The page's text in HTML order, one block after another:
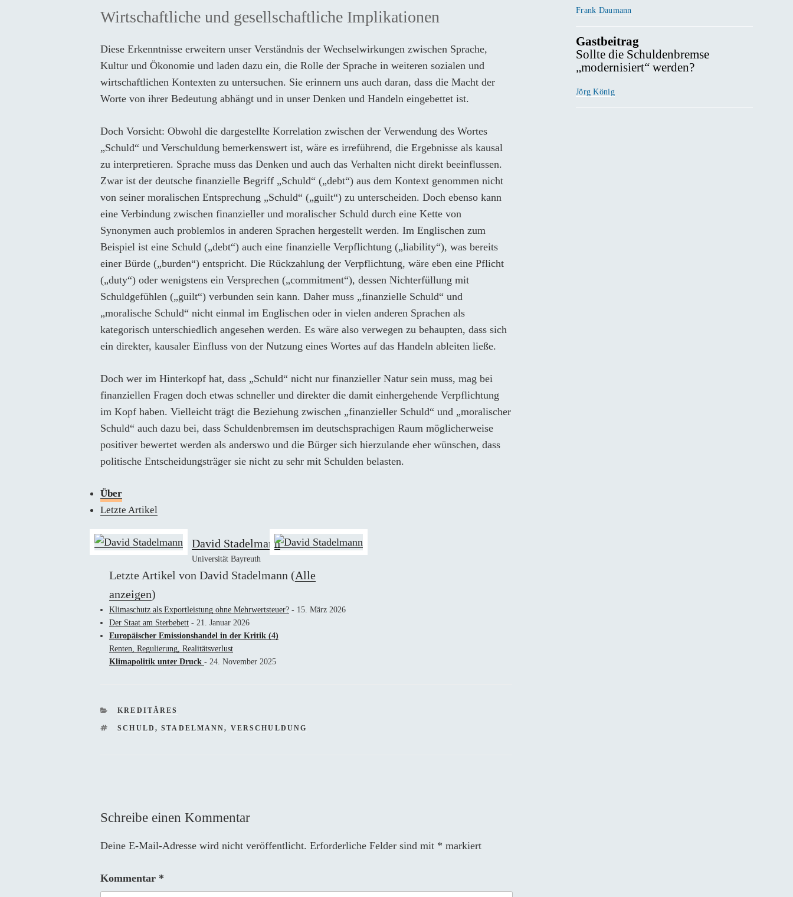
Wirtschaftliche und gesellschaftliche Implikationen
Diese Erkenntnisse erweitern unser Verständnis der Wechselwirkungen zwischen Sprache,
Kultur und Ökonomie und laden dazu ein, die Rolle der Sprache in weiteren sozialen und
wirtschaftlichen Kontexten zu untersuchen. Sie erinnern uns auch daran, dass die Macht der
Worte von ihrer Bedeutung abhängt und in unser Denken und Handeln eingebettet ist.
Doch Vorsicht: Obwohl die dargestellte Korrelation zwischen der Verwendung des Wortes
„Schuld“ und Verschuldung bemerkenswert ist, wäre es irreführend, die Ergebnisse als kausal
zu interpretieren. Sprache muss das Denken und auch das Verhalten nicht direkt beeinflussen.
Zwar ist der deutsche finanzielle Begriff „Schuld“ („debt“) aus dem Kontext genommen nicht
von seiner moralischen Entsprechung „Schuld“ („guilt“) zu unterscheiden. Doch ebenso kann
eine Verbindung zwischen finanzieller und moralischer Schuld durch eine Kette von
Synonymen auch problemlos in anderen Sprachen hergestellt werden. Im Englischen zum
Beispiel ist eine Schuld („debt“) auch eine finanzielle Verpflichtung („liability“), was bereits
einer Bürde („burden“) entspricht. Die Rückzahlung der Verpflichtung, wäre eben eine Pflicht
(„duty“) oder wenigstens ein Versprechen („commitment“), dessen Nichterfüllung mit
Schuldgefühlen („guilt“) verbunden sein kann. Daher muss „finanzielle Schuld“ und
„moralische Schuld“ nicht einmal im Englischen oder in vielen anderen Sprachen als
kategorisch unterschiedlich angesehen werden. Es wäre also verwegen zu behaupten, dass sich
ein direkter, kausaler Einfluss von der Nutzung eines Wortes auf das Handeln ableiten ließe.
Doch wer im Hinterkopf hat, dass „Schuld“ nicht nur finanzieller Natur sein muss, mag bei
finanziellen Fragen doch etwas schneller und direkter die damit einhergehende Verpflichtung
im Kopf haben. Vielleicht trägt die Beziehung zwischen „finanzieller Schuld“ und „moralischer
Schuld“ auch dazu bei, dass Schuldenbremsen im deutschsprachigen Raum möglicherweise
positiver bewertet werden als anderswo und die Bürger sich hierzulande eher wünschen, dass
politische Entscheidungsträger sie nicht zu sehr mit Schulden belasten.
Über
Letzte Artikel
David Stadelmann
Universität Bayreuth
Letzte Artikel von David Stadelmann (Alle
anzeigen)
Klimaschutz als Exportleistung ohne Mehrwertsteuer? - 15. März 2026
Der Staat am Sterbebett - 21. Januar 2026
Europäischer Emissionshandel in der Kritik (4)
Renten, Regulierung, Realitätsverlust
Klimapolitik unter Druck - 24. November 2025
KATEGORIEN
KREDITÄRES
SCHLAGWÖRTER
SCHULD ,STADELMANN, VERSCHULDUNG
Schreibe einen Kommentar
Deine E-Mail-Adresse wird nicht veröffentlicht. Erforderliche Felder sind mit * markiert
Kommentar *
Frank Daumann
Gastbeitrag
Sollte die Schuldenbremse
„modernisiert“ werden?
Jörg König